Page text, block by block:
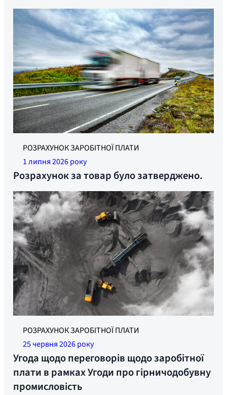
Ілюстративне фото
РОЗРАХУНОК ЗАРОБІТНОЇ ПЛАТИ
1 липня 2026 року
Розрахунок за товар було затверджено.
РОЗРАХУНОК ЗАРОБІТНОЇ ПЛАТИ
25 червня 2026 року
Угода щодо переговорів щодо заробітної
плати в рамках Угоди про гірничодобувну
промисловість